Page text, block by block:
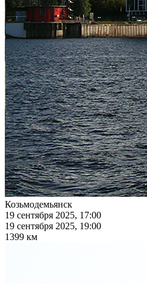
Козьмодемьянск
19 сентября 2025, 17:00
19 сентября 2025, 19:00
1399 км